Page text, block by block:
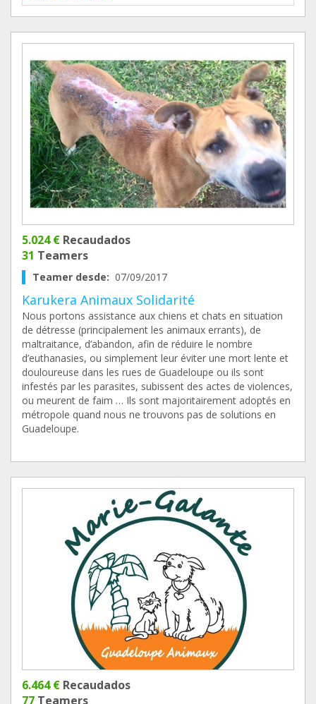
5.024 € Recaudados
31 Teamers
Teamer desde: 07/09/2017
Karukera Animaux Solidarité
Nous portons assistance aux chiens et chats en situation
de détresse (principalement les animaux errants), de
maltraitance, d’abandon, afin de réduire le nombre
d’euthanasies, ou simplement leur éviter une mort lente et
douloureuse dans les rues de Guadeloupe ou ils sont
infestés par les parasites, subissent des actes de violences,
ou meurent de faim … Ils sont majoritairement adoptés en
métropole quand nous ne trouvons pas de solutions en
Guadeloupe.
6.464 € Recaudados
77 Teamers